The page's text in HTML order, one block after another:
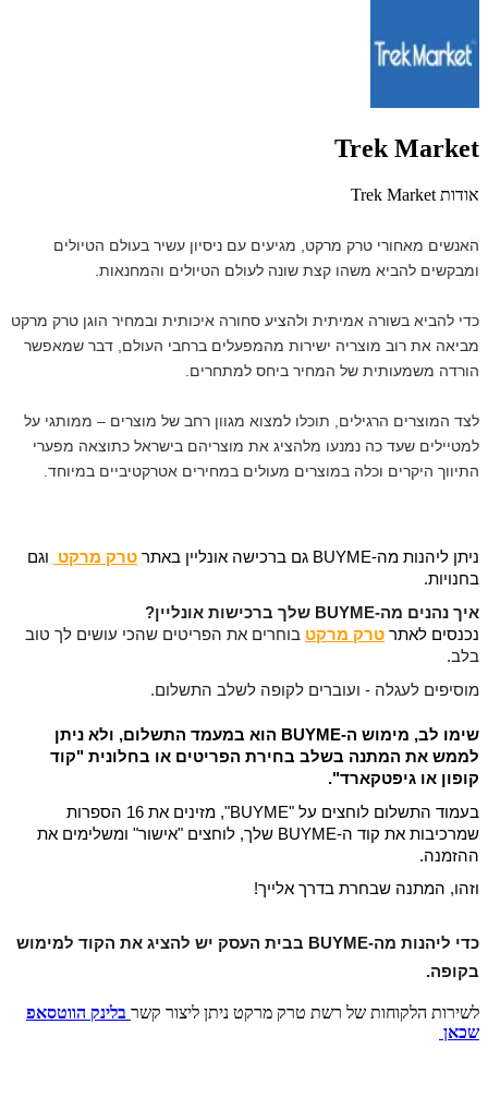
Trek Market
אודות Trek Market
האנשים מאחורי טרק מרקט, מגיעים עם ניסיון עשיר בעולם הטיולים
ומבקשים להביא משהו קצת שונה לעולם הטיולים והמחנאות.
כדי להביא בשורה אמיתית ולהציע סחורה איכותית ובמחיר הוגן טרק מרקט
מביאה את רוב מוצריה ישירות מהמפעלים ברחבי העולם, דבר שמאפשר
הורדה משמעותית של המחיר ביחס למתחרים.
לצד המוצרים הרגילים, תוכלו למצוא מגוון רחב של מוצרים – ממותגי על
למטיילים שעד כה נמנעו מלהציג את מוצריהם בישראל כתוצאה מפערי
התיווך היקרים וכלה במוצרים מעולים במחירים אטרקטיביים במיוחד.
ניתן ליהנות מה-BUYME גם ברכישה אונליין באתר טרק מרקט
בחנויות.
איך נהנים מה-BUYME שלך ברכישות אונליין?
נכנסים לאתר טרק מרקט בוחרים את הפריטים שהכי עושים לך טוב
בלב.
מוסיפים לעגלה - ועוברים לקופה לשלב התשלום.
קופון או גיפטקארד".
ההזמנה.
וזהו, המתנה שבחרת בדרך אלייך!
בקופה.
לשירות הלקוחות של רשת טרק מרקט ניתן ליצור קשר בלינק הווטסאפ
שכאן